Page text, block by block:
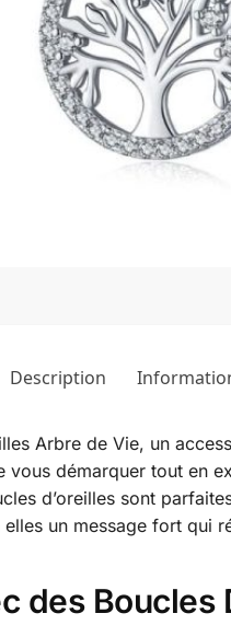
Description
Arbre de Vie, un
vous démarquer tout en
d’oreilles sont
un message fort qui
des Boucles